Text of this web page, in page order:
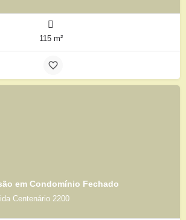
115 m²
em Condomínio Fechado
Centenário 2200